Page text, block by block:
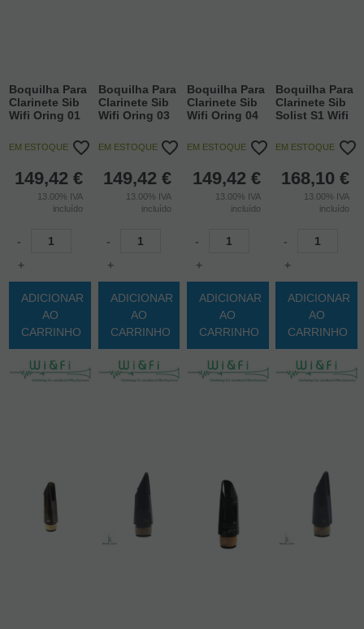
Boquilha Para
Clarinete Sib
Wifi Oring 01
EM ESTOQUE
149,42 €
13.00% IVA
incluído
-
+
ADICIONAR
AO
CARRINHO
Boquilha Para
Clarinete Sib
Wifi Oring 03
EM ESTOQUE
149,42 €
13.00% IVA
incluído
-
+
ADICIONAR
AO
CARRINHO
Boquilha Para
Clarinete Sib
Wifi Oring 04
EM ESTOQUE
149,42 €
13.00% IVA
incluído
-
+
ADICIONAR
AO
CARRINHO
Boquilha Para
Clarinete Sib
Solist S1 Wifi
EM ESTOQUE
168,10 €
13.00% IVA
incluído
-
+
ADICIONAR
AO
CARRINHO